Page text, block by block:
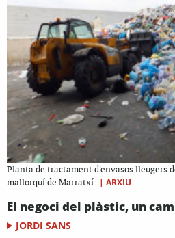
Planta de tractament d'envasos lleugers
mallorquí de Marratxí
| ARXIU
El negoci del plàstic, un
JORDI SANS